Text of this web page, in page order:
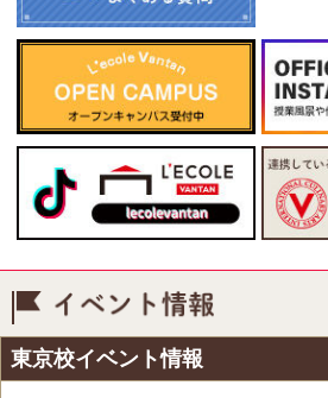
東京校イベント情報